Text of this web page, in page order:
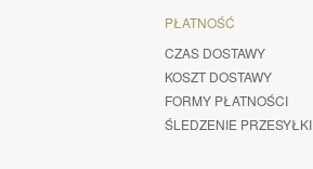
PŁATNOŚĆ
CZAS DOSTAWY
KOSZT DOSTAWY
FORMY PŁATNOŚCI
ŚLEDZENIE PRZESYŁKI